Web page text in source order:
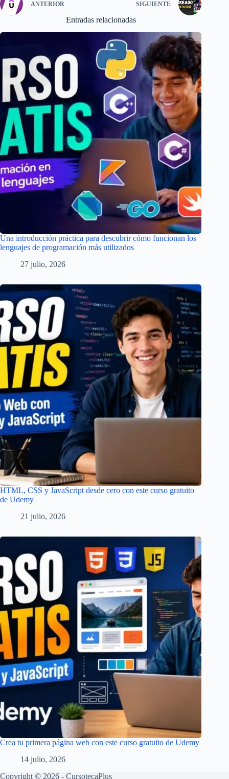
ANTERIOR SIGUIENTE
Entradas relacionadas
Una introducción práctica para descubrir cómo funcionan los
lenguajes de programación más utilizados
27 julio, 2026
HTML, CSS y JavaScript desde cero con este curso gratuito
de Udemy
21 julio, 2026
Crea tu primera página web con este curso gratuito de Udemy
14 julio, 2026
Copyright © 2026 - CursotecaPlus